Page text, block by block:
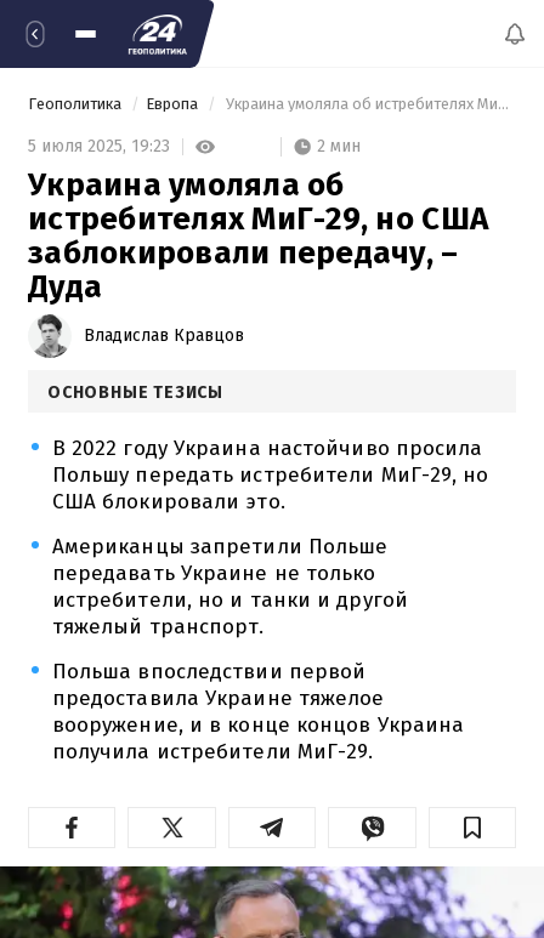
Геополитика Европа Украина умоляла об истребителях МиГ-29, но США заблокировали передачу, – Дуда
5 июля 2025, 19:23 2 мин
Украина умоляла об
истребителях МиГ-29, но США
заблокировали передачу, –
Дуда
Владислав Кравцов
ОСНОВНЫЕ ТЕЗИСЫ
В 2022 году Украина настойчиво просила
Польшу передать истребители МиГ-29, но
США блокировали это.
Американцы запретили Польше
передавать Украине не только
истребители, но и танки и другой
тяжелый транспорт.
Польша впоследствии первой
предоставила Украине тяжелое
вооружение, и в конце концов Украина
получила истребители МиГ-29.